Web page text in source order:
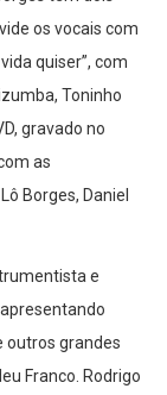
os vocais com
quiser”, com
Toninho
gravado no
as
Borges, Daniel
e
outros grandes
Franco. Rodrigo